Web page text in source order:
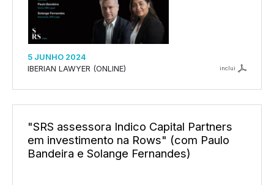
5 JUNHO 2024
IBERIAN LAWYER (ONLINE)
inclui
"SRS assessora Indico Capital Partners
em investimento na Rows" (com Paulo
Bandeira e Solange Fernandes)